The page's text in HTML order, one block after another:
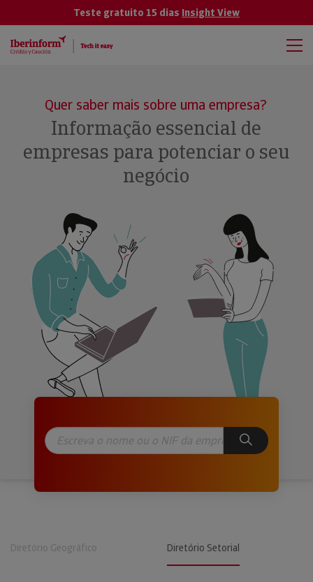
Teste gratuito 15 dias Insight View
Quer saber mais sobre uma empresa?
Informação essencial de
empresas para potenciar o seu
negócio
Diretório Geográfico Diretório Setorial